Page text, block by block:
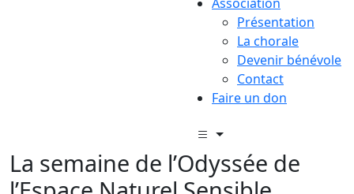
Présentation
La chorale
Devenir bénévole
Contact
Faire un don
La semaine de l’Odyssée de